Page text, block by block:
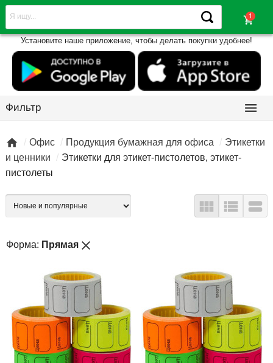
shopping_cart
Установите наше приложение, чтобы делать покупки удобнее!
Фильтр 
 Офис Продукция бумажная для офиса
Этикетки
и ценники
Этикетки для этикет-пистолетов, этикет-
пистолеты
  
Форма: Прямая close